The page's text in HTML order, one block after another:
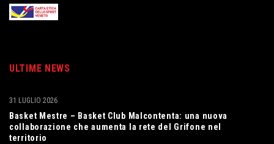
ULTIME NEWS
Basket Mestre – Basket Club Malcontenta: una nuova
collaborazione che aumenta la rete del Grifone nel
territorio
31 LUGLIO 2026